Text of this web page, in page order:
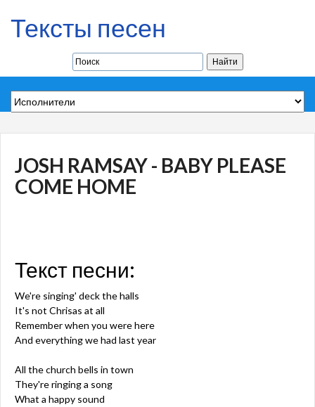
Тексты песен
JOSH RAMSAY - BABY PLEASE
COME HOME
Текст песни:
We're singing' deck the halls
It's not Chrisas at all
Remember when you were here
And everything we had last year
All the church bells in town
They're ringing a song
What a happy sound